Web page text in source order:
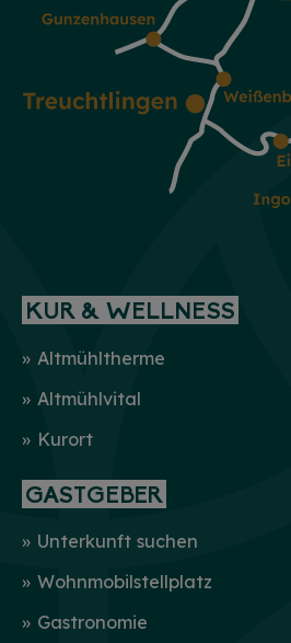
KUR & WELLNESS
Altmühltherme
Altmühlvital
Kurort
GASTGEBER
Unterkunft suchen
Wohnmobilstellplatz
Gastronomie